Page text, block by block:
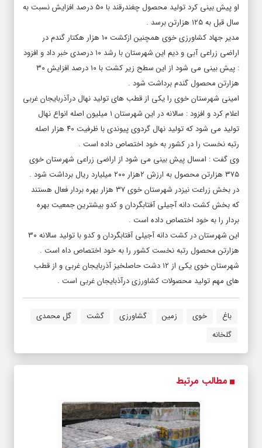
او پیش بینی کرد تولید محصول چغندرقند با ۵۰ درصد افزایش نسبت به
سال قبل به ۱۲۵ هزارتن برسد .
مدیر جهاد کشاورزی خوی همچنین ازکشت ۱۰ هزار هکتار گندم در
اراضی زراعی آبی و دیم این شهرستان با رشد ۱۰ درصدی خبر داد و افزود
: پیش بینی می شود از این سطح زیر کشت با ۱۰ درصد افزایش ۳۰
هزارتن محصول گندم برداشت شود .
امینی شهرستان خوی را یکی از قطب های تولید نهال درآذربایجان غربی
اعلام کرد و افزود : سالانه در این شهرستان ۱ میلیون اصله انواع نهال
تولید می شود که تولید نهال گردوی پیوندی با ظرفیت ۴۰ هزار اصله
رتبه نخست را در کشور به خود اختصاص داده است .
وی گفت : امسال پیش بینی می شود از اراضی زراعی شهرستان خوی
۳۷۵ هزارتن محصول به ارزش ۲هزار ۲۰۰ میلیارد ریال برداشت شود .
در بخش زراعت نیزدر شهرستان خوی ۳۷ هزار بهره بردار فعال هستند
که بخش کشت دانه آجیلی آفتابگردان و کدو بیشترین جمعیت بهره
بردار را به خود اختصاص داده است .
این شهرستان در کشت دانه آجیلی آفتابگردان و کدو با تولید سالانه ۳۰
هزارتن محصول رتبه نخست کشور را به خود اختصاص داه است .
شهرستان خوی یکی از ۱۲ دشت حاصلخیز آذربایجان غربی و از قطب
های مهم تولید محصولات کشاورزی درآذبایجان غربی است .
باغ خوی زمین گشاورزی گشت
گل محمدی
گلخانه
مطالب مرتبط